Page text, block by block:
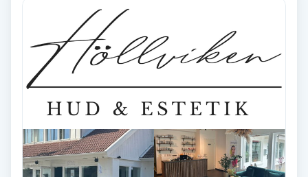
Kroppsinpackning
Kroppspeeling
Käkledsbehandling
Kärlbehandling